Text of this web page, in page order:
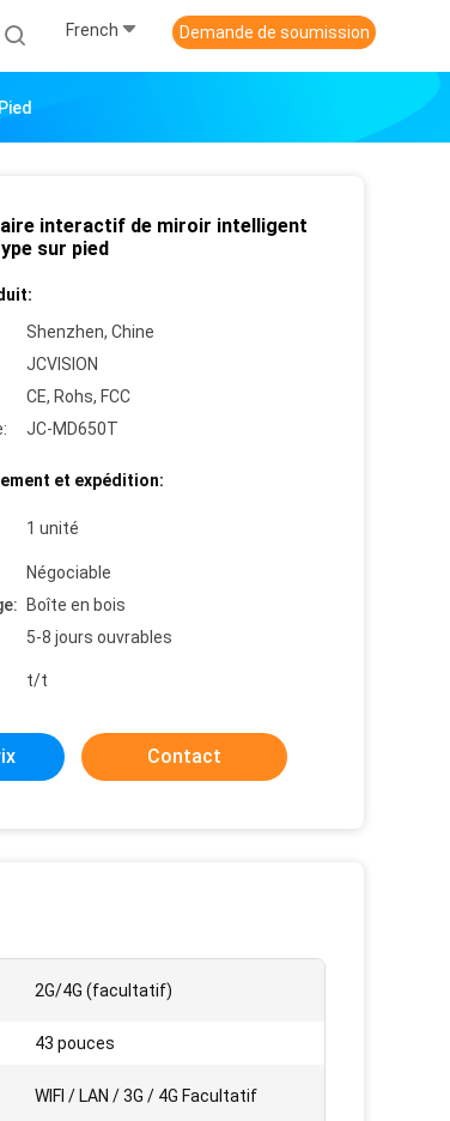
French Demande de soumission
interactif de miroir intelligent
sur pied
Shenzhen, Chine
JCVISION
CE, Rohs, FCC
JC-MD650T
et expédition:
1 unité
Négociable
Boîte en bois
5-8 jours ouvrables
t/t
Contact
2G/4G (facultatif)
43 pouces
WIFI / LAN / 3G / 4G Facultatif